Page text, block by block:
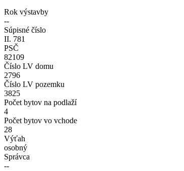
Rok výstavby
--
Súpisné číslo
II. 781
PSČ
82109
Číslo LV domu
2796
Číslo LV pozemku
3825
Počet bytov na podlaží
4
Počet bytov vo vchode
28
Výťah
osobný
Správca
--